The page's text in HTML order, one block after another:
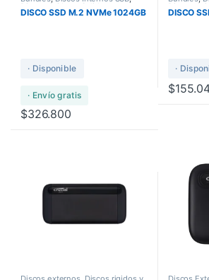
Discos rigidos y Solidos
DISCO SSD M.2 NVMe 1024GB
· Disponible
· Envío gratis
$326.800
Discos
DISCO
·
$